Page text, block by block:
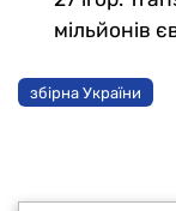
мільйонів
збірна України